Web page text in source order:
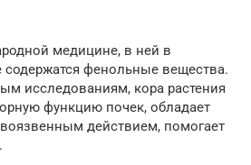
медицине, в ней в
фенольные вещества.
исследованиям, кора растения
функцию почек, обладает
действием, помогает